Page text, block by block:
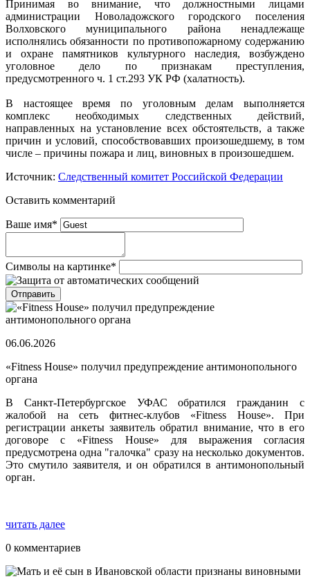
Принимая во внимание, что должностными лицами
администрации Новоладожского городского поселения
Волховского муниципального района ненадлежаще
исполнялись обязанности по противопожарному содержанию
и охране памятников культурного наследия, возбуждено
уголовное дело по признакам преступления,
предусмотренного ч. 1 ст.293 УК РФ (халатность).
В настоящее время по уголовным делам выполняется
комплекс необходимых следственных действий,
направленных на установление всех обстоятельств, а также
причин и условий, способствовавших произошедшему, в том
числе – причины пожара и лиц, виновных в произошедшем.
Источник: Следственный комитет Российской Федерации
Оставить комментарий
Ваше имя*
Символы на картинке*
06.06.2026
«Fitness House» получил предупреждение антимонопольного
органа
В Санкт-Петербургское УФАС обратился гражданин с
жалобой на сеть фитнес-клубов «Fitness House». При
регистрации анкеты заявитель обратил внимание, что в его
договоре с «Fitness House» для выражения согласия
предусмотрена одна "галочка" сразу на несколько документов.
Это смутило заявителя, и он обратился в антимонопольный
орган.
читать далее
0 комментариев